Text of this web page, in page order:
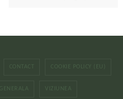
CONTACT COOKIE POLICY (EU)
VIZIUNEA